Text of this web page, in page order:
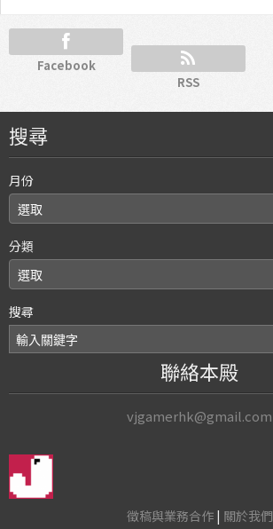
Facebook
RSS
搜尋
月份
分類
搜尋
聯絡本殿
vjgamerhk@gmail.com
徵稿與業務合作| 關於我們